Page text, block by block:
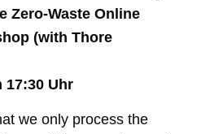
Zero-Waste Online
(with Thore
17:30 Uhr
we only process the